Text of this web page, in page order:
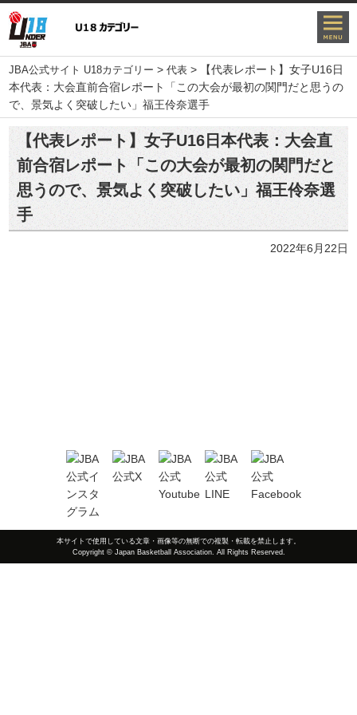
JBA公式サイト U18カテゴリー >代表 >
【代表レポート】女子U16日
本代表：大会直前合宿レポート「この大会が最初の関門だと思うの
で、景気よく突破したい」福王伶奈選手
【代表レポート】女子U16日本代表：大会直
前合宿レポート「この大会が最初の関門だと
思うので、景気よく突破したい」福王伶奈選
手
2022年6月22日
本サイトで使用している文章・画像等の無断での複製・転載を禁止します。
Copyright © Japan Basketball Association. All Rights Reserved.